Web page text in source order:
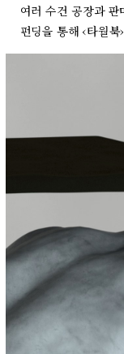
여러 수건 공장과
펀딩을 통해 ‹타월